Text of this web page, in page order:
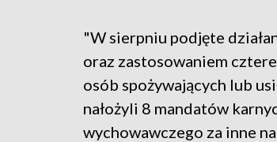
"W sierpniu podjęte
oraz zastosowaniem
osób spożywających lub
nałożyli 8 mandatów
wychowawczego za inne